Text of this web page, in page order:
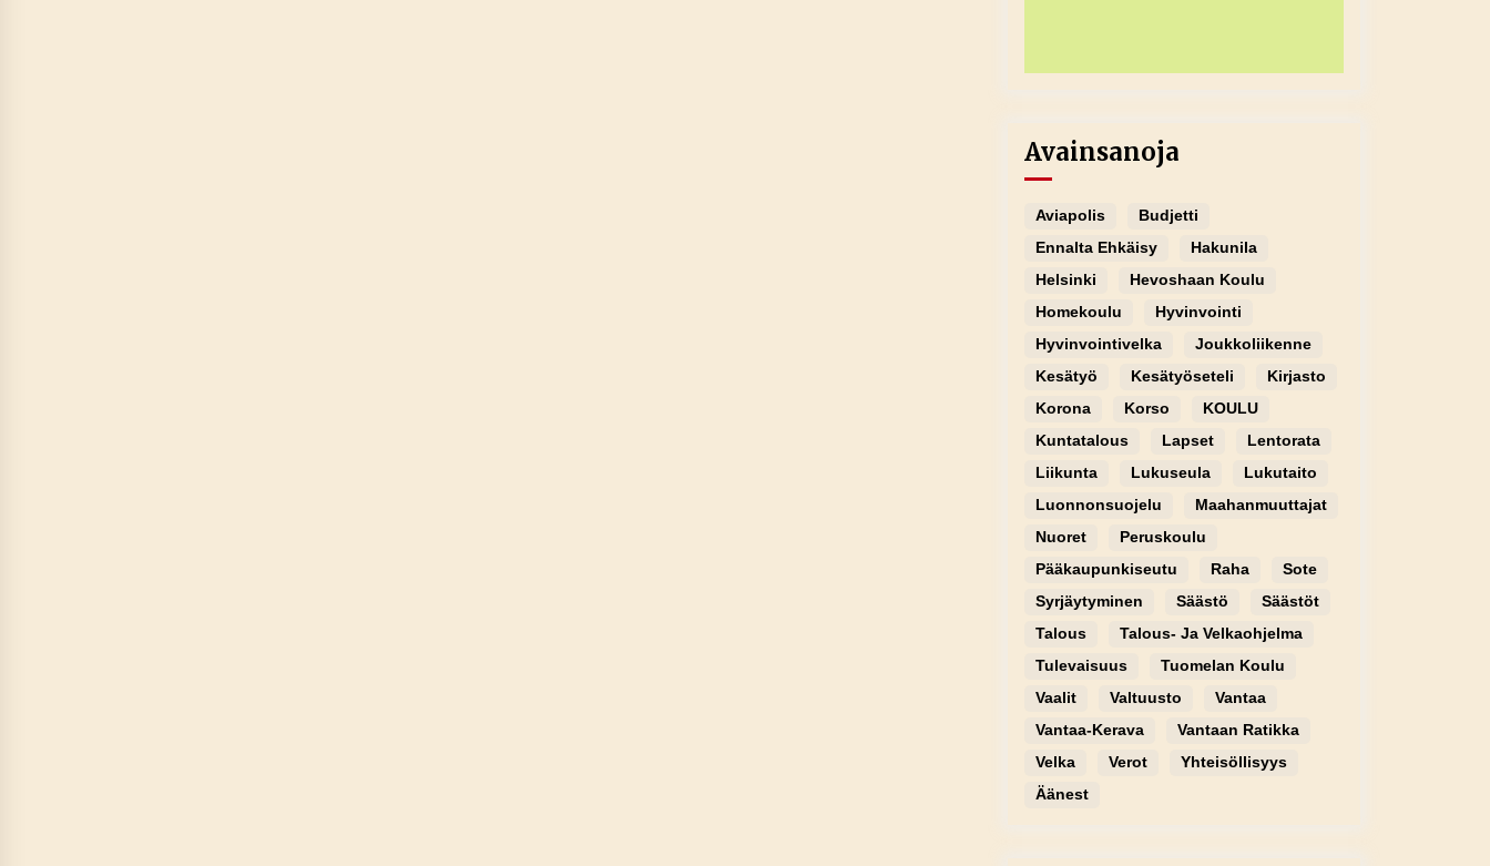
Avainsanoja
Aviapolis
Budjetti
Ennalta Ehkäisy
Hakunila
Helsinki
Hevoshaan Koulu
Homekoulu
Hyvinvointi
Hyvinvointivelka
Joukkoliikenne
Kesätyö
Kesätyöseteli
Kirjasto
Korona
Korso
KOULU
Kuntatalous
Lapset
Lentorata
Liikunta
Lukuseula
Lukutaito
Luonnonsuojelu
Maahanmuuttajat
Nuoret
Peruskoulu
Pääkaupunkiseutu
Raha
Sote
Syrjäytyminen
Säästö
Säästöt
Talous
Talous- Ja Velkaohjelma
Tulevaisuus
Tuomelan Koulu
Vaalit
Valtuusto
Vantaa
Vantaa-Kerava
Vantaan Ratikka
Velka
Verot
Yhteisöllisyys
Äänest